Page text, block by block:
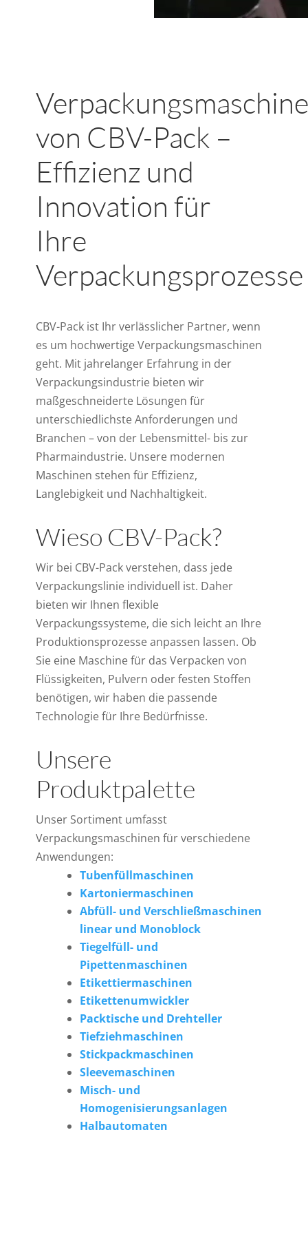
von CBV-Pack –
Effizienz und
Innovation für
Ihre
Verpackungsprozesse
CBV-Pack ist Ihr verlässlicher Partner, wenn
es um hochwertige Verpackungsmaschinen
geht. Mit jahrelanger Erfahrung in der
Verpackungsindustrie bieten wir
maßgeschneiderte Lösungen für
unterschiedlichste Anforderungen und
Branchen – von der Lebensmittel- bis zur
Pharmaindustrie. Unsere modernen
Maschinen stehen für Effizienz,
Langlebigkeit und Nachhaltigkeit.
Wieso CBV-Pack?
Wir bei CBV-Pack verstehen, dass jede
Verpackungslinie individuell ist. Daher
bieten wir Ihnen flexible
Verpackungssysteme, die sich leicht an Ihre
Produktionsprozesse anpassen lassen. Ob
Sie eine Maschine für das Verpacken von
Flüssigkeiten, Pulvern oder festen Stoffen
benötigen, wir haben die passende
Technologie für Ihre Bedürfnisse.
Unsere
Produktpalette
Unser Sortiment umfasst
Verpackungsmaschinen für verschiedene
Anwendungen:
Tubenfüllmaschinen
Kartoniermaschinen
Abfüll- und Verschließmaschinen
linear und Monoblock
Tiegelfüll- und
Pipettenmaschinen
Etikettiermaschinen
Etikettenumwickler
Packtische und Drehteller
Tiefziehmaschinen
Stickpackmaschinen
Sleevemaschinen
Misch- und
Homogenisierungsanlagen
Halbautomaten